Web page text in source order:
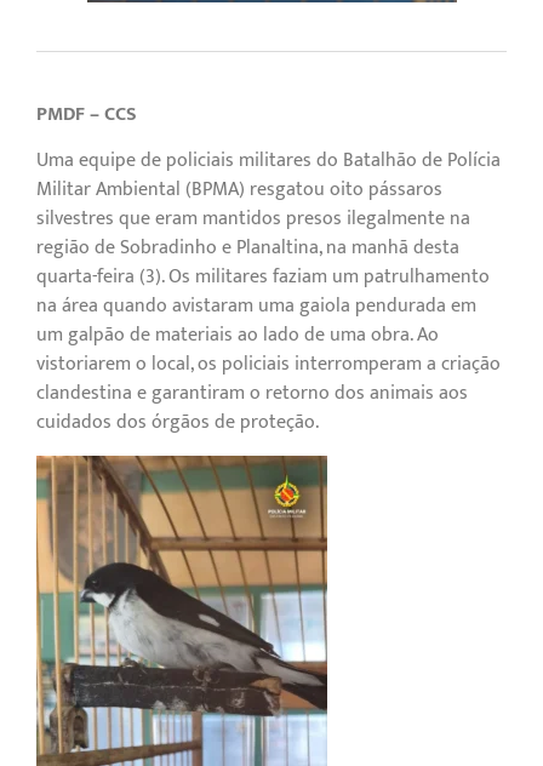
PMDF – CCS
Uma equipe de policiais militares do Batalhão de Polícia
Militar Ambiental (BPMA) resgatou oito pássaros
silvestres que eram mantidos presos ilegalmente na
região de Sobradinho e Planaltina, na manhã desta
quarta-feira (3). Os militares faziam um patrulhamento
na área quando avistaram uma gaiola pendurada em
um galpão de materiais ao lado de uma obra. Ao
vistoriarem o local, os policiais interromperam a criação
clandestina e garantiram o retorno dos animais aos
cuidados dos órgãos de proteção.